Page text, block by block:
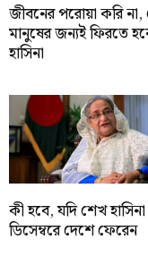
জীবনের পরোয়া করি
মানুষের জন্যই ফিরতে
হাসিনা
কী হবে, যদি শেখ হাসিনা
ডিসেম্বরে দেশে ফেরেন